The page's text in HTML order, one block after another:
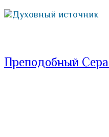
Духовный источник
Преподобный